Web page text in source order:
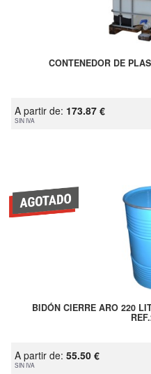
CONTENEDOR DE
A partir de: 173.87 €
SIN IVA
BIDÓN CIERRE ARO 220
A partir de: 55.50 €
SIN IVA